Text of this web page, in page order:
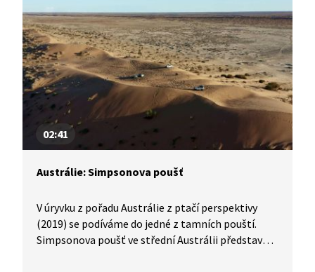
mořeplavci.
02:41
Austrálie: Simpsonova poušť
V úryvku z pořadu Austrálie z ptačí perspektivy
(2019) se podíváme do jedné z tamních pouští.
Simpsonova poušť ve střední Austrálii představuje